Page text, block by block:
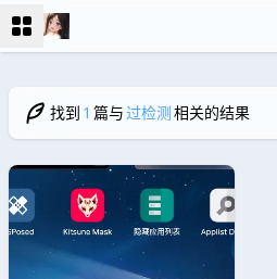
找到 1 篇与过检测相关的结果